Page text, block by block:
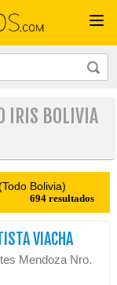
BOLIVIA
Bolivia)
694 resultados
VIACHA
Mendoza Nro.